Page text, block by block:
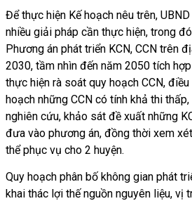
Để thực hiện Kế hoạch nêu trên,
nhiều giải pháp cần thực hiện, trong
Phương án phát triển KCN, CCN trên
2030, tầm nhìn đến năm 2050 tích
thực hiện rà soát quy hoạch CCN,
hoạch những CCN có tính khả thi
nghiên cứu, khảo sát đề xuất những
đưa vào phương án, đồng thời xem
thể phục vụ cho 2 huyện.
Quy hoạch phân bố không gian phát
khai thác lợi thế nguồn nguyên liệu, vị